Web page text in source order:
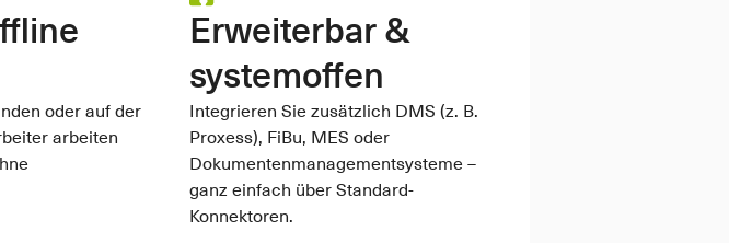
oder auf der
arbeiten
Erweiterbar &
systemoffen
Integrieren Sie zusätzlich DMS (z. B.
Proxess), FiBu, MES oder
Dokumentenmanagementsysteme –
ganz einfach über Standard-
Konnektoren.